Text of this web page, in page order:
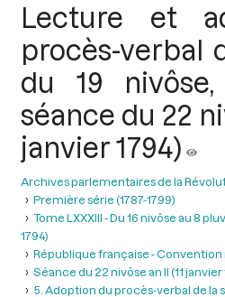
Lecture et
procès-verbal
du 19
séance du 22
janvier 1794)
Archives parlementaires de la
Première série (1787-1799)
Tome LXXXIII - Du 16 nivôse au 8
1794)
République française - Convention
Séance du 22 nivôse an II (11 janvier
5. Adoption du procès-verbal de la